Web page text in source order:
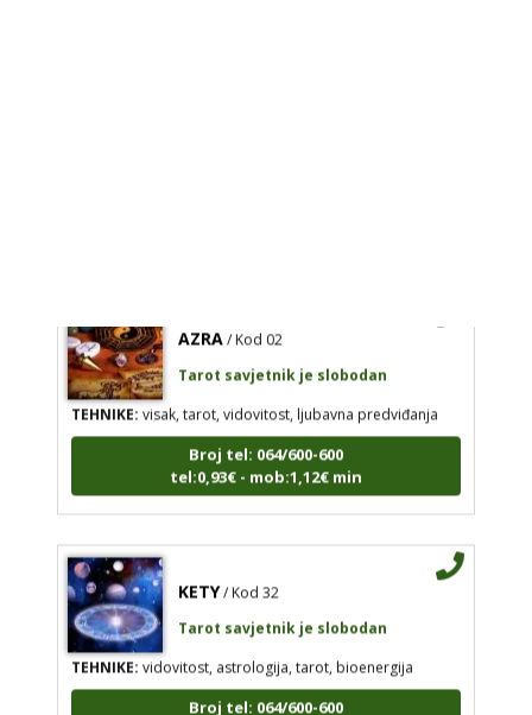
AZRA / Kod 02
Tarot savjetnik je slobodan
TEHNIKE:visak, tarot, vidovitost, ljubavna predviđanja
Broj tel: 064/600-600
tel:0,93€ - mob:1,12€ min
KETY / Kod 32
Tarot savjetnik je slobodan
TEHNIKE:vidovitost, astrologija, tarot, bioenergija
Broj tel: 064/600-600